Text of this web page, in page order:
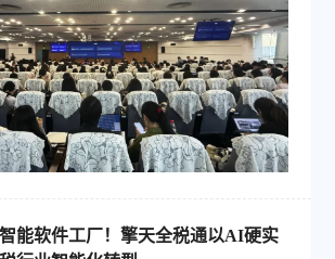
能软件工厂！擎天全税通以AI硬实